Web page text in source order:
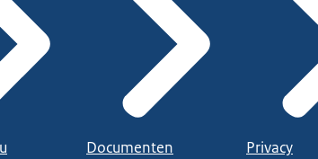
Documenten Privacy